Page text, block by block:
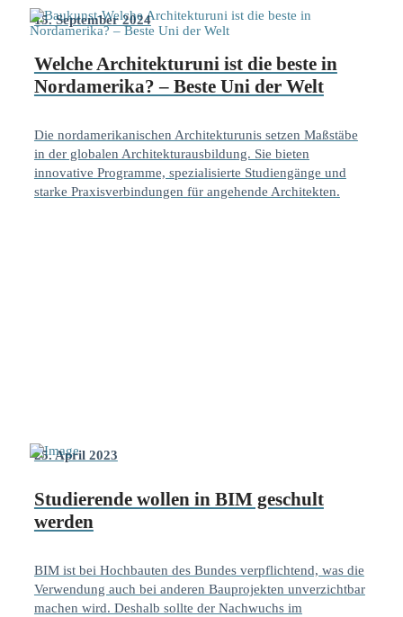
15. September 2024
Welche Architekturuni ist die beste in
Nordamerika? – Beste Uni der Welt
Die nordamerikanischen Architekturunis setzen Maßstäbe
in der globalen Architekturausbildung. Sie bieten
innovative Programme, spezialisierte Studiengänge und
starke Praxisverbindungen für angehende Architekten.
25. April 2023
Studierende wollen in BIM geschult
werden
BIM ist bei Hochbauten des Bundes verpflichtend, was die
Verwendung auch bei anderen Bauprojekten unverzichtbar
machen wird. Deshalb sollte der Nachwuchs im